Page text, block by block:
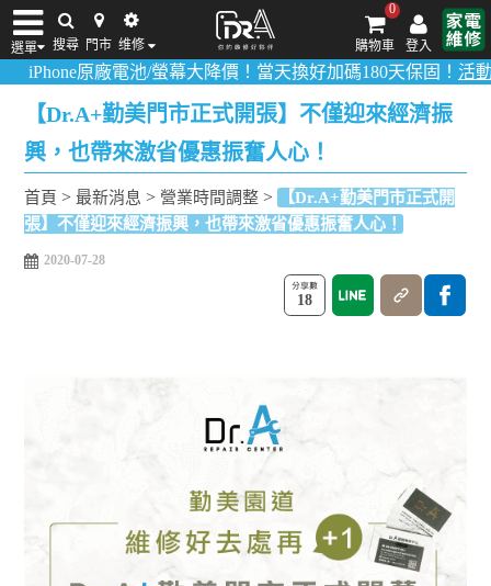
選單 搜尋 門市 维修 登入
0
購物車
iPhone維修/價格 筆電維修/價格 Android手機維修/價格 MacBook維修/價
廠電池/螢幕大降價！當天換好加碼180天保固！活動詳情請點
【Dr.A+勤美門市正式開張】不僅迎來經濟振
興，也帶來激省優惠振奮人心！
首頁 >最新消息 > 營業時間調整 >
【Dr.A+勤美門市正式開
張】不僅迎來經濟振興，也帶來激省優惠振奮人心！
2020-07-28
18